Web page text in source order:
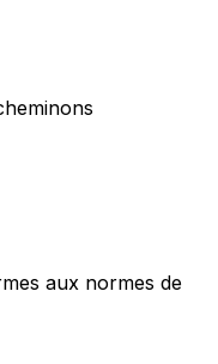
aux normes de